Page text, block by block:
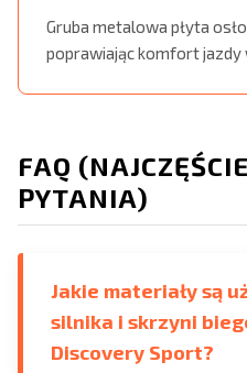
Gruba metalowa płyta
poprawiając komfort jazdy
FAQ
PYTANIA)
Jakie materiały są
silnika i skrzyni
Discovery Sport?